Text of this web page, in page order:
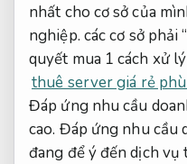
nhất cho cơ sở của
nghiệp. các cơ sở phải
quyết mua 1 cách xử
thuê server giá rẻ
Đáp ứng nhu cầu
cao. Đáp ứng nhu cầu
đang để ý đến dịch vụ